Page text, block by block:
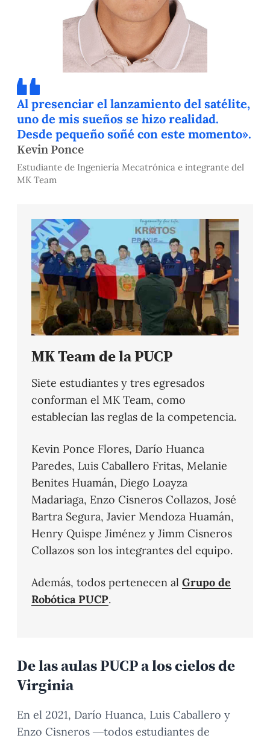
Al presenciar el lanzamiento del satélite,
uno de mis sueños se hizo realidad.
Desde pequeño soñé con este momento».
Kevin Ponce
Estudiante de Ingeniería Mecatrónica e integrante del
MK Team
MK Team de la PUCP
Siete estudiantes y tres egresados
conforman el MK Team, como
establecían las reglas de la competencia.
Kevin Ponce Flores, Darío Huanca
Paredes, Luis Caballero Fritas, Melanie
Benites Huamán, Diego Loayza
Madariaga, Enzo Cisneros Collazos, José
Bartra Segura, Javier Mendoza Huamán,
Henry Quispe Jiménez y Jimm Cisneros
Collazos son los integrantes del equipo.
Además, todos pertenecen al Grupo de
Robótica PUCP.
De las aulas PUCP a los cielos de
Virginia
En el 2021, Darío Huanca, Luis Caballero y
Enzo Cisneros —todos estudiantes de